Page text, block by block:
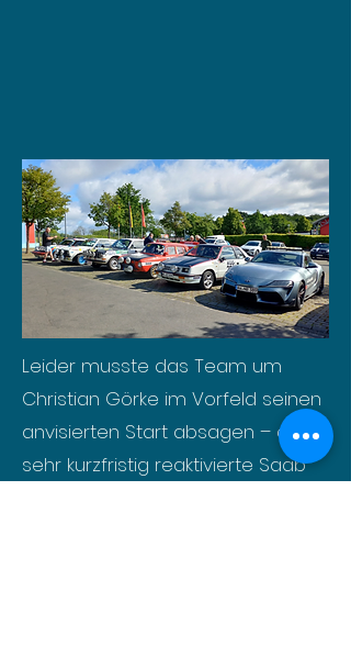
Leider musste das Team um
Christian Görke im Vorfeld seinen
anvisierten Start absagen – der
sehr kurzfristig reaktivierte Saab